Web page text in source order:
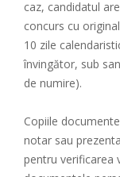
caz, candidatul
concurs cu
10 zile
învingător, sub
de numire).
Copiile
notar sau
pentru verificarea